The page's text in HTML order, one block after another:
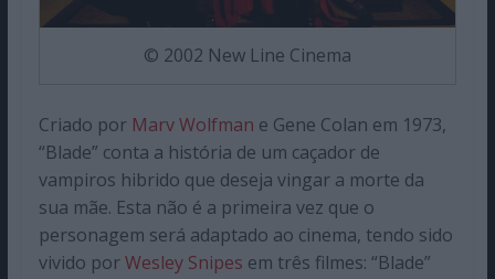
© 2002 New Line Cinema
Criado por Marv Wolfman e Gene Colan em 1973,
“Blade” conta a história de um caçador de
vampiros hibrido que deseja vingar a morte da
sua mãe. Esta não é a primeira vez que o
personagem será adaptado ao cinema, tendo sido
vivido porWesley Snipes em três filmes: “Blade”